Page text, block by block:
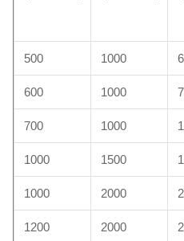
500 1000
600 1000
700 1000
1000 1500
1000 2000
1200 2000